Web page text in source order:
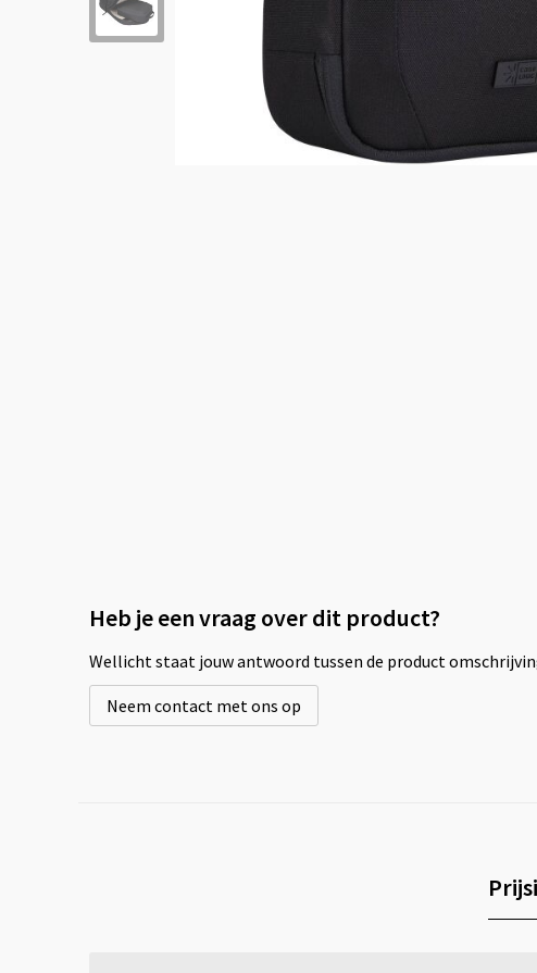
Heb je een vraag over dit product?
Wellicht staat jouw antwoord tussen de product
Neem contact met ons op